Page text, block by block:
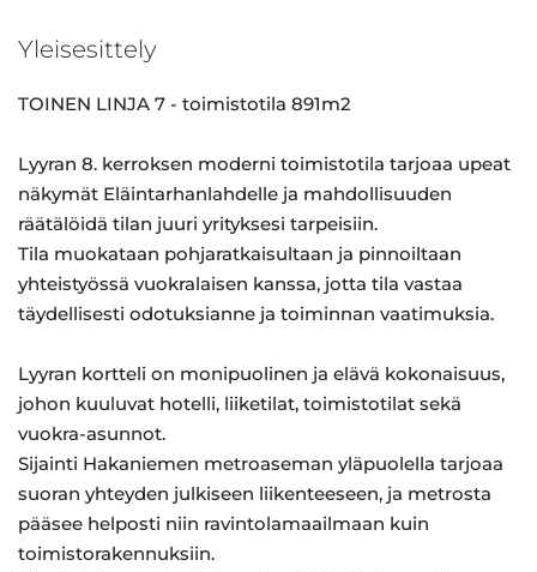
Yleisesittely
TOINEN LINJA 7 - toimistotila 891m2
Lyyran 8. kerroksen moderni toimistotila tarjoaa upeat
näkymät Eläintarhanlahdelle ja mahdollisuuden
räätälöidä tilan juuri yrityksesi tarpeisiin.
Tila muokataan pohjaratkaisultaan ja pinnoiltaan
yhteistyössä vuokralaisen kanssa, jotta tila vastaa
täydellisesti odotuksianne ja toiminnan vaatimuksia.
Lyyran kortteli on monipuolinen ja elävä kokonaisuus,
johon kuuluvat hotelli, liiketilat, toimistotilat sekä
vuokra-asunnot.
Sijainti Hakaniemen metroaseman yläpuolella tarjoaa
suoran yhteyden julkiseen liikenteeseen, ja metrosta
pääsee helposti niin ravintolamaailmaan kuin
toimistorakennuksiin.